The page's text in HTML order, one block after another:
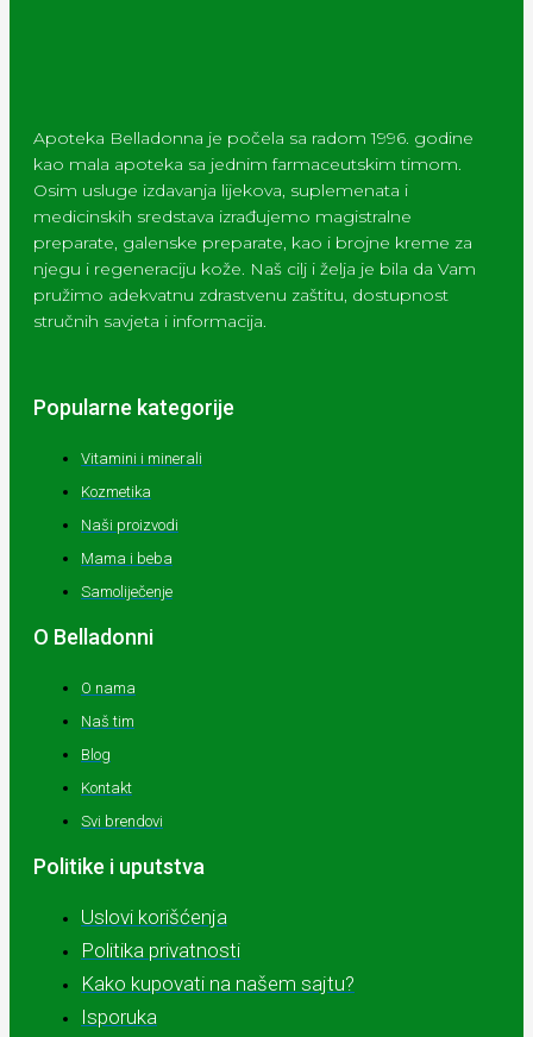
Apoteka Belladonna je počela sa radom 1996. godine
kao mala apoteka sa jednim farmaceutskim timom.
Osim usluge izdavanja lijekova, suplemenata i
medicinskih sredstava izrađujemo magistralne
preparate, galenske preparate, kao i brojne kreme za
njegu i regeneraciju kože. Naš cilj i želja je bila da Vam
pružimo adekvatnu zdrastvenu zaštitu, dostupnost
stručnih savjeta i informacija.
Popularne kategorije
Vitamini i minerali
Kozmetika
Naši proizvodi
Mama i beba
Samoliječenje
O Belladonni
O nama
Naš tim
Blog
Kontakt
Svi brendovi
Politike i uputstva
Uslovi korišćenja
Politika privatnosti
Kako kupovati na našem sajtu?
Isporuka